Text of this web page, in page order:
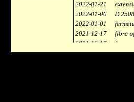
2022-01-21
2022-01-06
D
2022-01-01
2021-12-17
fibre-
2021-12-17
2021-12-17
staubli